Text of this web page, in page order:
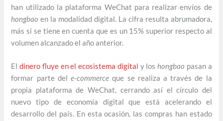
han utilizado la plataforma WeChat para realizar envíos de
hongbaoen la modalidad digital. La cifra resulta abrumadora,
más si se tiene en cuenta que es un 15% superior respecto al
volumen alcanzado el año anterior.
Eldinero fluye en el ecosistema digital y loshongbao pasan a
formar parte dele-commerce que se realiza a través de la
propia plataforma de WeChat, cerrando así el círculo del
nuevo tipo de economía digital que está acelerando el
desarrollo del país. En esta ocasión, las compras han estado